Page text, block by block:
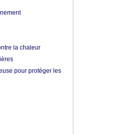
la chaleur
pour protéger les